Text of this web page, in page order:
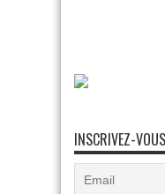
INSCRIVEZ-